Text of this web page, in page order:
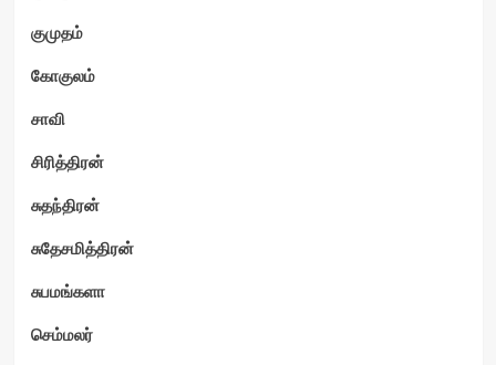
குமுதம்
கோகுலம்
சாவி
சிரித்திரன்
சுதந்திரன்
சுதேசமித்திரன்
சுபமங்களா
செம்மலர்